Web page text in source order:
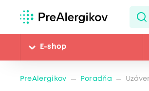
E-shop
PreAlergikov Poradňa